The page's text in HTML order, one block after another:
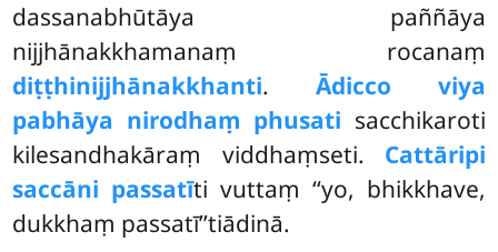
dassanabhūtāya paññāya
nijjhānakkhamanaṃ rocanaṃ
diṭṭhinijjhānakkhanti. Ādicco viya
pabhāya nirodhaṃ phusati sacchikaroti
kilesandhakāraṃ viddhaṃseti. Cattāripi
saccāni passatīti vuttaṃ ‘‘yo, bhikkhave,
dukkhaṃ passatī’’tiādinā.